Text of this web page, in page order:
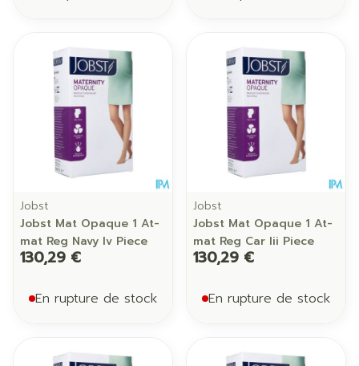
Jobst
Jobst Mat Opaque 1 At-
mat Reg Navy Iv Piece
130,29 €
En rupture de stock
Jobst
Jobst Mat Opaque 1 At-
mat Reg Car Iii Piece
130,29 €
En rupture de stock